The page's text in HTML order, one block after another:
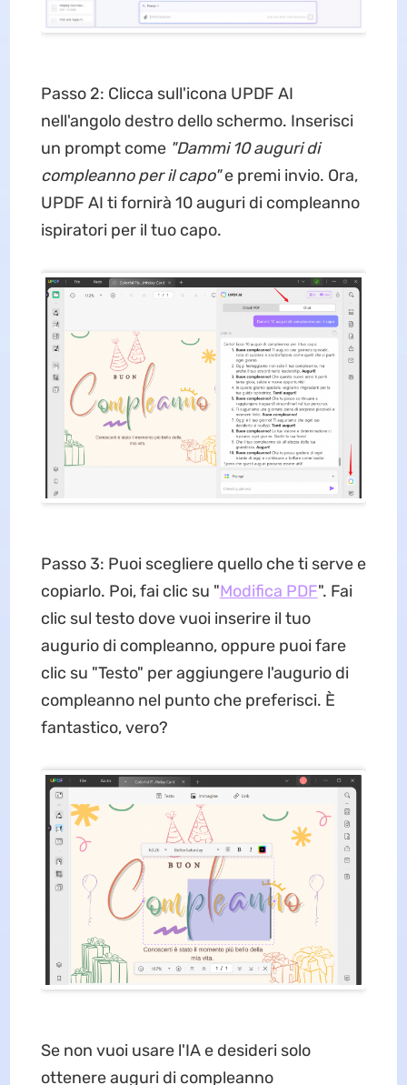
Passo 2: Clicca sull'icona UPDF AI
nell'angolo destro dello schermo. Inserisci
un prompt come "Dammi 10 auguri di
compleanno per il capo"e premi invio. Ora,
UPDF AI ti fornirà 10 auguri di compleanno
ispiratori per il tuo capo.
Passo 3: Puoi scegliere quello che ti serve e
copiarlo. Poi, fai clic su "Modifica PDF". Fai
clic sul testo dove vuoi inserire il tuo
augurio di compleanno, oppure puoi fare
clic su "Testo" per aggiungere l'augurio di
compleanno nel punto che preferisci. È
fantastico, vero?
Se non vuoi usare l'IA e desideri solo
ottenere auguri di compleanno